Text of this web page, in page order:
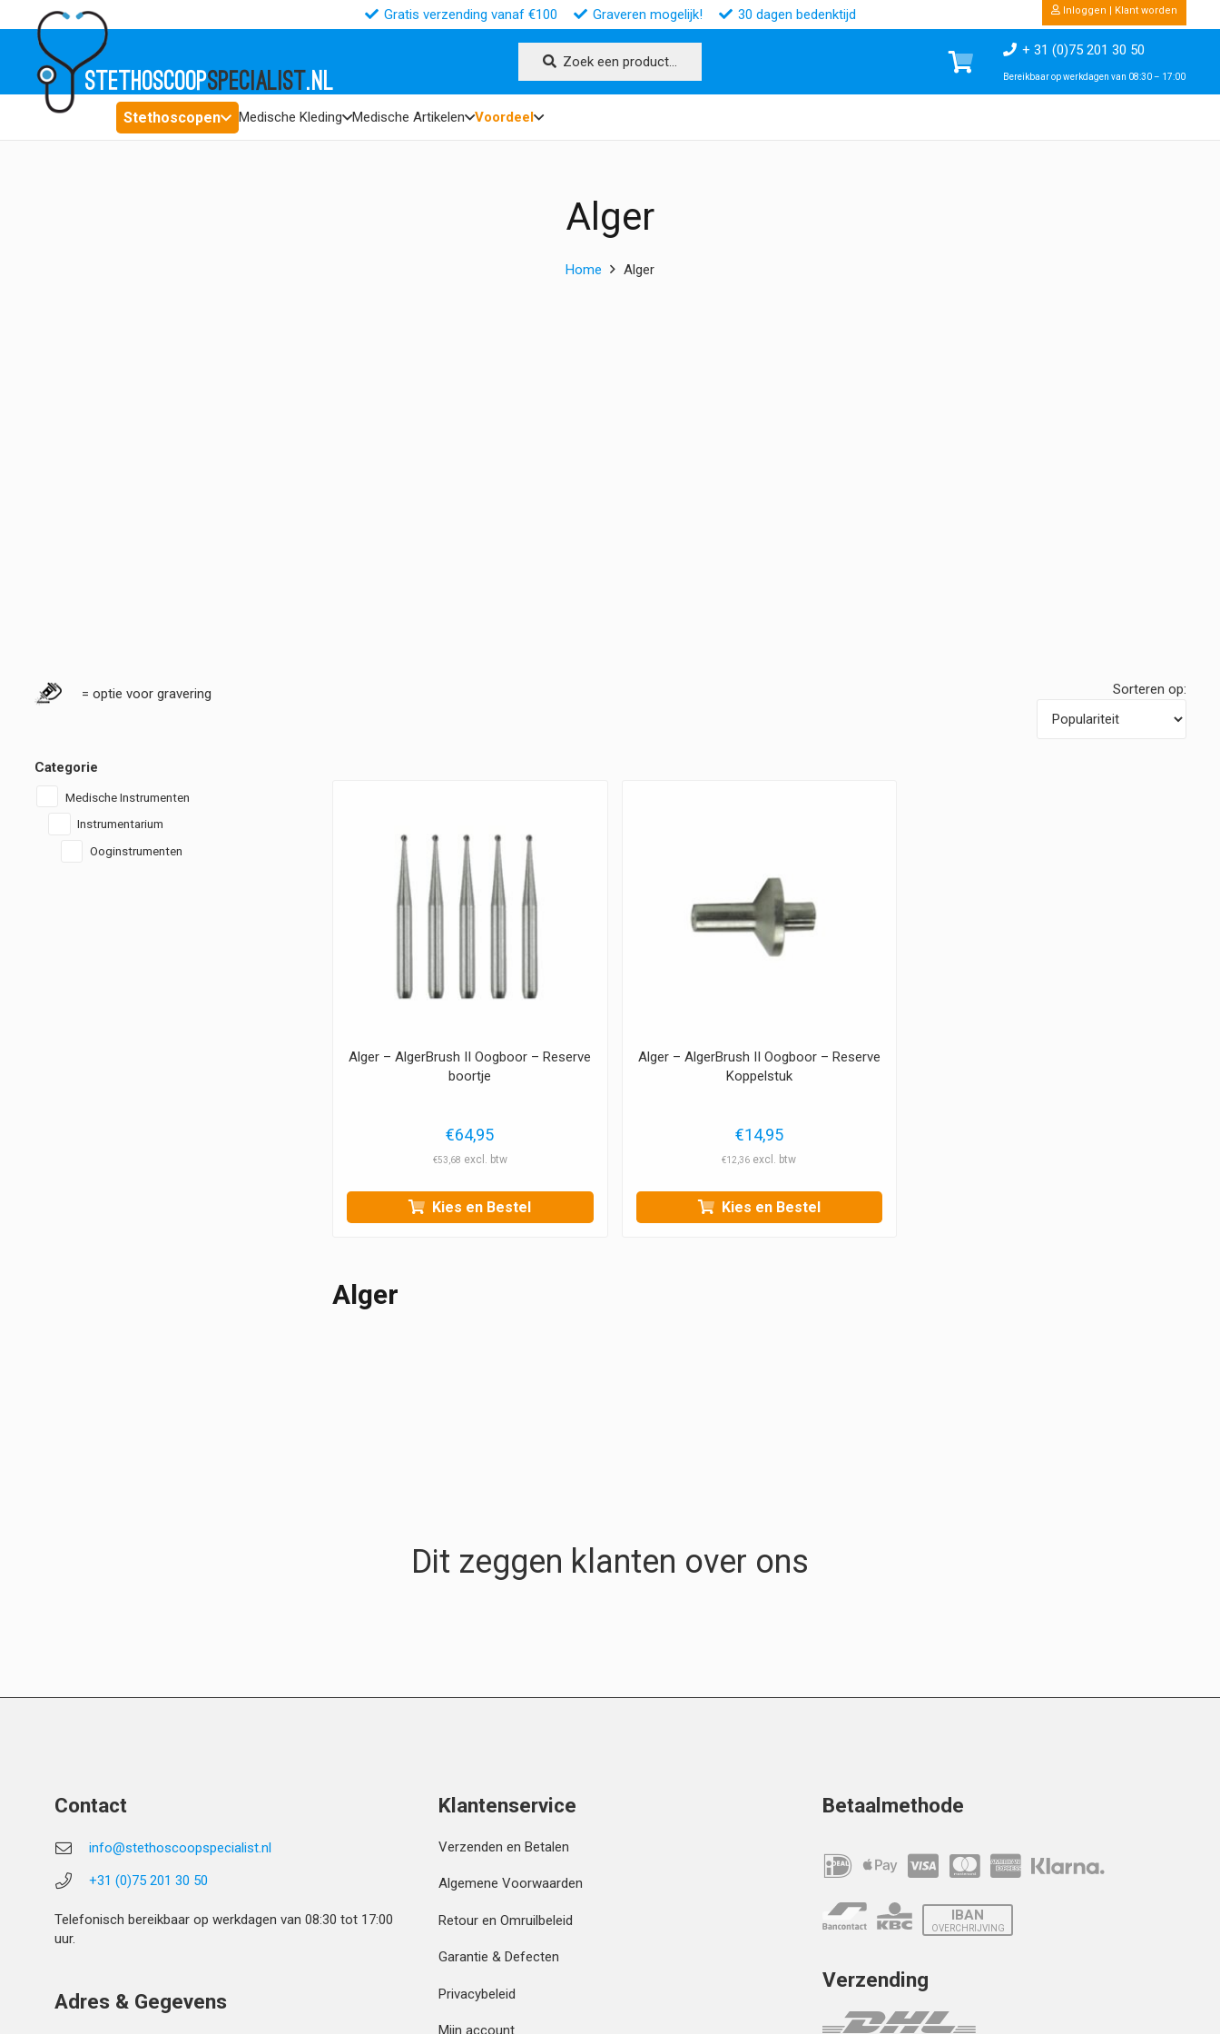
Gratis verzending vanaf €100 Graveren mogelijk! 30 dagen bedenktijd Inloggen | Klant worden
STETHOSCOOPSPECIALIST.NL
Zoek een product…
+ 31 (0)75 201 30 50
Bereikbaar op werkdagen van 08:30 – 17:00
Stethoscopen Medische Kleding Medische Artikelen Voordeel
Alger
Home Alger
= optie voor gravering
Categorie
Medische Instrumenten
Instrumentarium
Ooginstrumenten
Sorteren op:
Alger – AlgerBrush II Oogboor – Reserve
boortje
€64,95
€53,68
Kies en Bestel
Alger – AlgerBrush II Oogboor – Reserve
Koppelstuk
€14,95
€12,36
Kies en Bestel
Alger
Dit zeggen klanten over ons
Contact
info@stethoscoopspecialist.nl
+31 (0)75 201 30 50
Telefonisch bereikbaar op werkdagen van 08:30 tot 17:00
uur.
Adres & Gegevens
Klantenservice
Verzenden en Betalen
Algemene Voorwaarden
Retour en Omruilbeleid
Garantie & Defecten
Privacybeleid
Mijn account
Betaalmethode
IBAN
OVERCHRIJVING
Verzending